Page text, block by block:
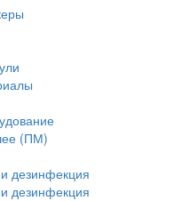
(ПМ)
дезинфекция
дезинфекция